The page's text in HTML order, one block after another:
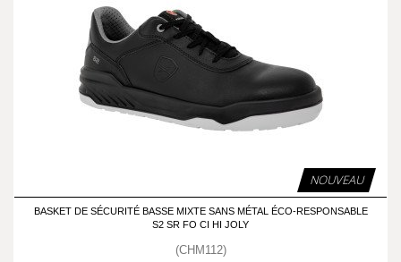
NOUVEAU
BASKET DE SÉCURITÉ BASSE MIXTE SANS MÉTAL ÉCO-RESPONSABLE
S2 SR FO CI HI JOLY
(CHM112)